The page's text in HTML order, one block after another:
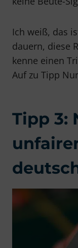
Ich weiß, das
dauern, diese
kenne einen
Auf zu Tipp
Tipp 3: